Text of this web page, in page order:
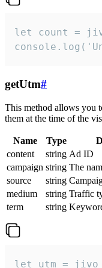
let count =
getUtm#
This method allows you
them at the time of the
Name Type
content
string Ad ID
campaign string The
source
string
medium
string Traffic
term
string
let utm =